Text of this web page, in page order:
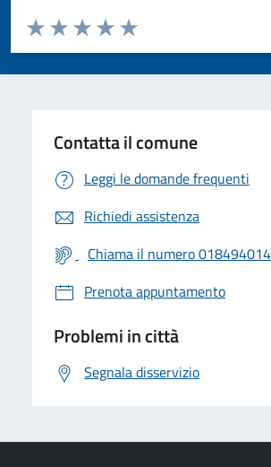
Valuta da 1 a 5 stelle la pagina
Valuta 5 stelle su 5
Valuta 4 stelle su 5
Valuta 3 stelle su 5
Valuta 2 stelle su 5
Valuta 1 stelle su 5
Contatta il comune
Leggi le domande frequenti
Richiedi assistenza
Chiama il numero 018494014
Prenota appuntamento
Problemi in città
Segnala disservizio